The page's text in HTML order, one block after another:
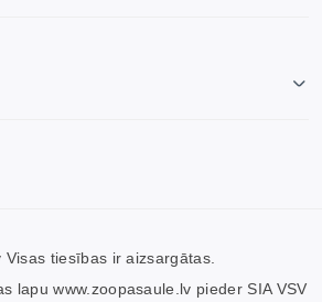
tiesības ir aizsargātas.
lapu www.zoopasaule.lv pieder SIA VSV